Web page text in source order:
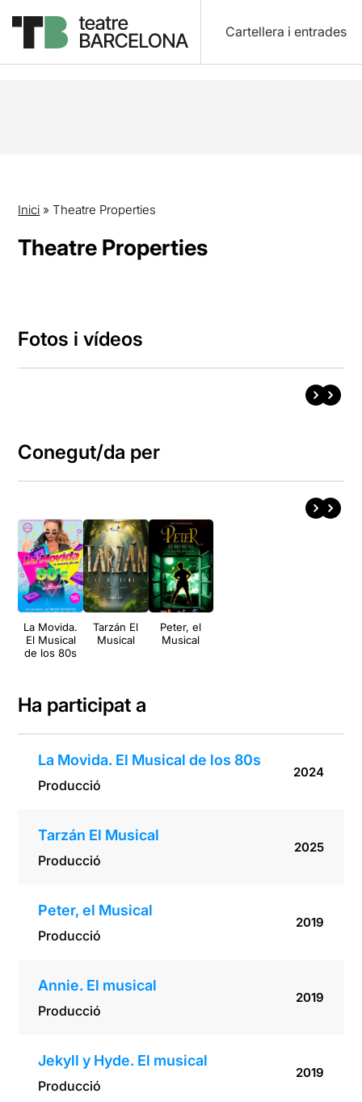
Cartellera i entrades
Inici »Theatre Properties
Theatre Properties
Fotos i vídeos
Conegut/da per
La Movida.
El Musical
de los 80s
Tarzán El
Musical
Peter, el
Musical
Ha participat a
La Movida. El Musical de los 80s
Producció
2024
Tarzán El Musical
Producció
2025
Peter, el Musical
Producció
2019
Annie. El musical
Producció
2019
Jekyll y Hyde. El musical
Producció
2019